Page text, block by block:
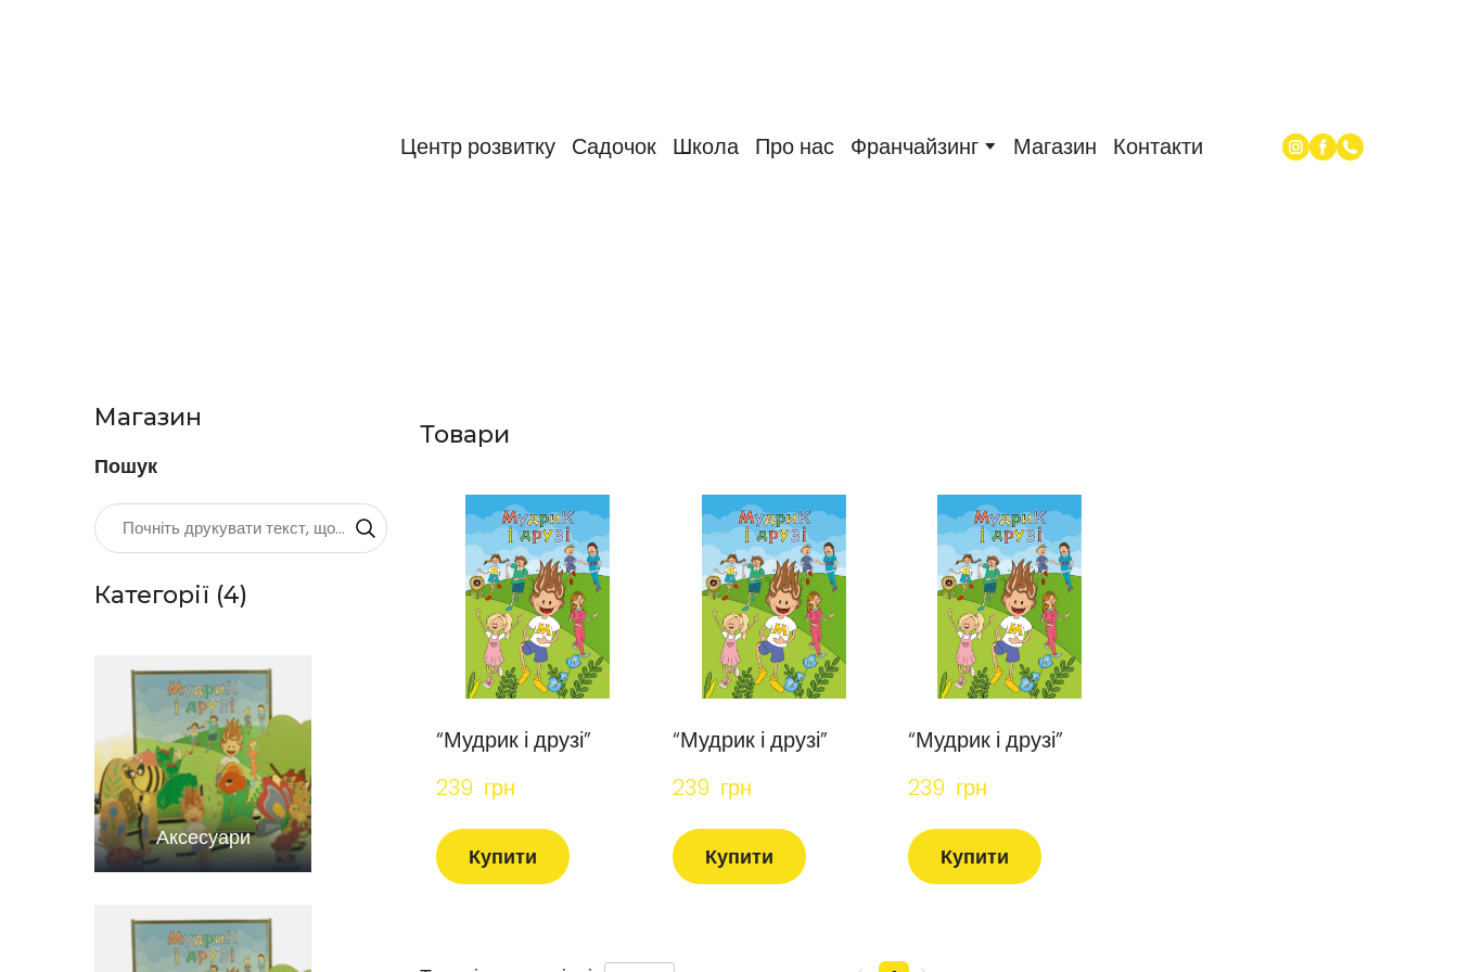
Центр розвитку Садочок Школа Про нас Франчайзинг Магазин Контакти
Магазин
Пошук
Категорії (4)
Аксесуари
Товари
“Мудрик і друзі”
239  грн
Купити
“Мудрик і друзі”
239  грн
Купити
“Мудрик і друзі”
239  грн
Купити